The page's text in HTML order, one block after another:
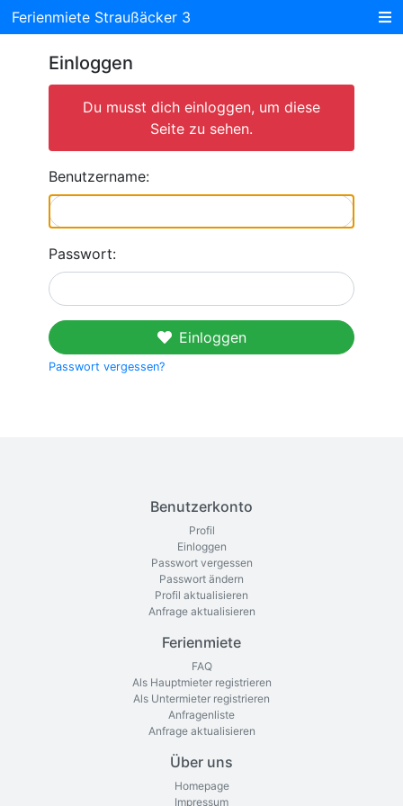
Ferienmiete Straußäcker 3
Einloggen
Du musst dich einloggen, um diese
Seite zu sehen.
Benutzername:
Passwort:
Einloggen
Passwort vergessen?
Benutzerkonto
Profil
Einloggen
Passwort vergessen
Passwort ändern
Profil aktualisieren
Anfrage aktualisieren
Ferienmiete
FAQ
Als Hauptmieter registrieren
Als Untermieter registrieren
Anfragenliste
Anfrage aktualisieren
Über uns
Homepage
Impressum